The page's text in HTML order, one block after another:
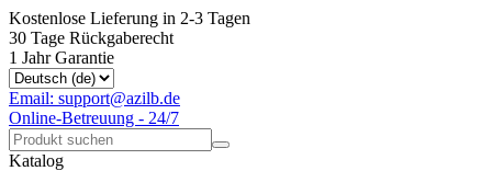
Kostenlose Lieferung in 2-3 Tagen
30 Tage Rückgaberecht
1 Jahr Garantie
Email: support@azilb.de
Online-Betreuung - 24/7
Katalog